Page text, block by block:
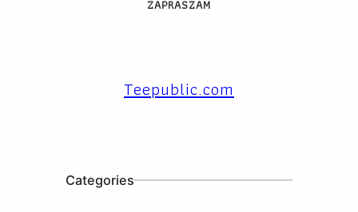
ZAPRASZAM
Teepublic.com
Categories